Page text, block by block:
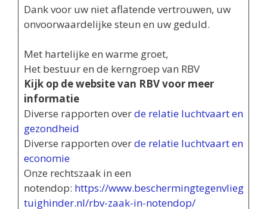
Dank voor uw niet aflatende vertrouwen, uw
onvoorwaardelijke steun en uw geduld.
Met hartelijke en warme groet,
Het bestuur en de kerngroep van RBV
Kijk op de website van RBV voor meer
informatie
Diverse rapporten overde relatie luchtvaart en
gezondheid
Diverse rapporten overde relatie luchtvaart en
economie
Onze rechtszaak in een
notendop: https://www.beschermingtegenvlieg
tuighinder.nl/rbv-zaak-in-notendop/